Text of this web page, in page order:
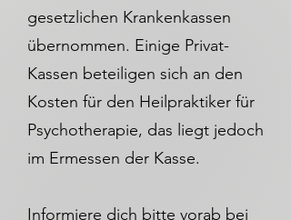
gesetzlichen Krankenkassen
übernommen. Einige Privat-
Kassen beteiligen sich an den
Kosten für den Heilpraktiker für
Psychotherapie, das liegt jedoch
im Ermessen der Kasse.
Informiere dich bitte vorab bei